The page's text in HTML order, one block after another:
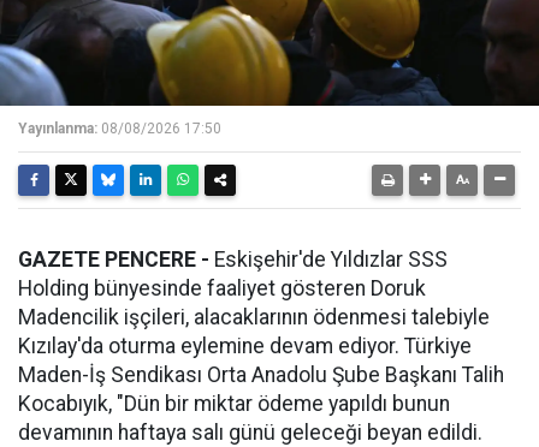
Yayınlanma: 08/08/2026 17:50
GAZETE PENCERE - Eskişehir'de Yıldızlar SSS
Holding bünyesinde faaliyet gösteren Doruk
Madencilik işçileri, alacaklarının ödenmesi talebiyle
Kızılay'da oturma eylemine devam ediyor. Türkiye
Maden-İş Sendikası Orta Anadolu Şube Başkanı Talih
Kocabıyık, "Dün bir miktar ödeme yapıldı bunun
devamının haftaya salı günü geleceği beyan edildi.